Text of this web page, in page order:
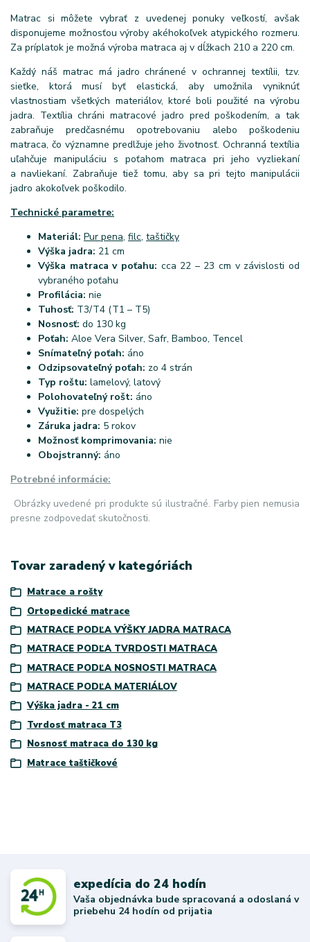
Matrac si môžete vybrať z uvedenej ponuky veľkostí, avšak
disponujeme možnosťou výroby akéhokoľvek atypického rozmeru.
Za príplatok je možná výroba matraca aj v dĺžkach 210 a 220 cm.
Každý náš matrac má jadro chránené v ochrannej textílii, tzv.
sieťke, ktorá musí byť elastická, aby umožnila vyniknúť
vlastnostiam všetkých materiálov, ktoré boli použité na výrobu
jadra. Textília chráni matracové jadro pred poškodením, a tak
zabraňuje predčasnému opotrebovaniu alebo poškodeniu
matraca, čo významne predlžuje jeho životnosť. Ochranná textília
uľahčuje manipuláciu s poťahom matraca pri jeho vyzliekaní
a navliekaní. Zabraňuje tiež tomu, aby sa pri tejto manipulácii
jadro akokoľvek poškodilo.
Technické parametre:
Materiál: Pur pena, filc, taštičky
Výška jadra: 21 cm
Výška matraca v poťahu: cca 22 – 23 cm v závislosti od
vybraného poťahu
Profilácia: nie
Tuhosť: T3/T4 (T1 – T5)
Nosnosť: do 130 kg
Poťah: Aloe Vera Silver, Safr, Bamboo, Tencel
Snímateľný poťah: áno
Odzipsovateľný poťah: zo 4 strán
Typ roštu: lamelový, latový
Polohovateľný rošt: áno
Využitie: pre dospelých
Záruka jadra: 5 rokov
Možnosť komprimovania: nie
Obojstranný: áno
Potrebné informácie:
Obrázky uvedené pri produkte sú ilustračné. Farby pien nemusia
presne zodpovedať skutočnosti.
Tovar zaradený v kategóriách
Matrace a rošty
Ortopedické matrace
MATRACE PODĽA VÝŠKY JADRA MATRACA
MATRACE PODĽA TVRDOSTI MATRACA
MATRACE PODĽA NOSNOSTI MATRACA
MATRACE PODĽA MATERIÁLOV
Výška jadra - 21 cm
Tvrdosť matraca T3
Nosnosť matraca do 130 kg
Matrace taštičkové
expedícia do 24 hodín
Vaša objednávka bude spracovaná a odoslaná v
priebehu 24 hodín od prijatia